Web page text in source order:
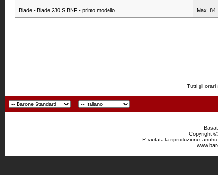
Blade - Blade 230 S BNF - primo modello Max_84
Tutti gli orari
Copyright
E' vietata la riproduzione,